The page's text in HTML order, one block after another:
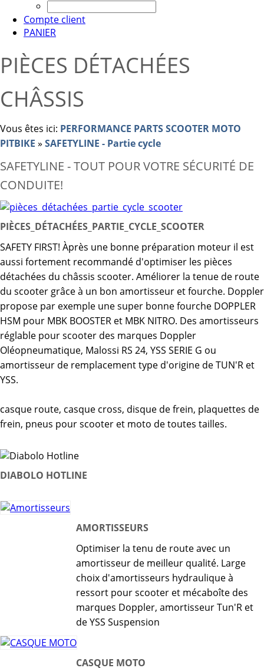
Compte client
PANIER
PIÈCES DÉTACHÉES
CHÂSSIS
Vous êtes ici: PERFORMANCE PARTS SCOOTER MOTO
PITBIKE » SAFETYLINE - Partie cycle
SAFETYLINE - TOUT POUR VOTRE SÉCURITÉ DE
CONDUITE!
PIÈCES_DÉTACHÉES_PARTIE_CYCLE_SCOOTER
SAFETY FIRST! Àprès une bonne préparation moteur il est
aussi fortement recommandé d'optimiser les pièces
détachées du châssis scooter. Améliorer la tenue de route
du scooter grâce à un bon amortisseur et fourche. Doppler
propose par exemple une super bonne fourche DOPPLER
HSM pour MBK BOOSTER et MBK NITRO. Des amortisseurs
réglable pour scooter des marques Doppler
Oléopneumatique, Malossi RS 24, YSS SERIE G ou
amortisseur de remplacement type d'origine de TUN'R et
YSS.
casque route, casque cross, disque de frein, plaquettes de
frein, pneus pour scooter et moto de toutes tailles.
DIABOLO HOTLINE
AMORTISSEURS
Optimiser la tenu de route avec un
amortisseur de meilleur qualité. Large
choix d'amortisseurs hydraulique à
ressort pour scooter et mécaboîte des
marques Doppler, amortisseur Tun'R et
de YSS Suspension
CASQUE MOTO